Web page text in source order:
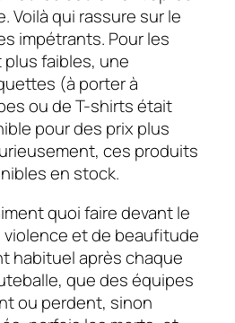
Voilà qui rassure sur le
impétrants. Pour les
faibles, une
(à porter à
ou de T-shirts était
pour des prix plus
ces produits
en stock.
quoi faire devant le
et de beaufitude
habituel après chaque
que des équipes
ou perdent, sinon